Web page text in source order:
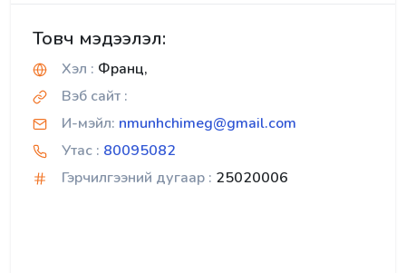
Товч мэдээлэл:
Хэл : Франц,
Вэб сайт :
И-мэйл: nmunhchimeg@gmail.com
Утас : 80095082
Гэрчилгээний дугаар : 25020006